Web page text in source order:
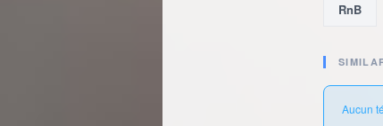
RnB
Aucun